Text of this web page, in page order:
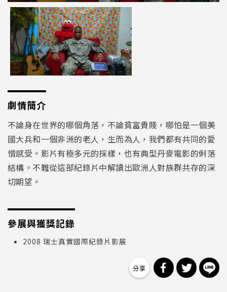
劇情簡介
不論身在世界的哪個角落，不論貧富貴賤，哪怕是一個美
國大兵和一個非洲的老人，生而為人，我們都有共同的愛
憎感受。影片有極多元的採樣，也有典型丹麥電影的俐落
結構。不難從這部紀錄片中解讀出歐洲人對族群共存的深
切期望。
參展與獲獎記錄
2008 瑞士真實國際紀錄片影展
分享到分享到